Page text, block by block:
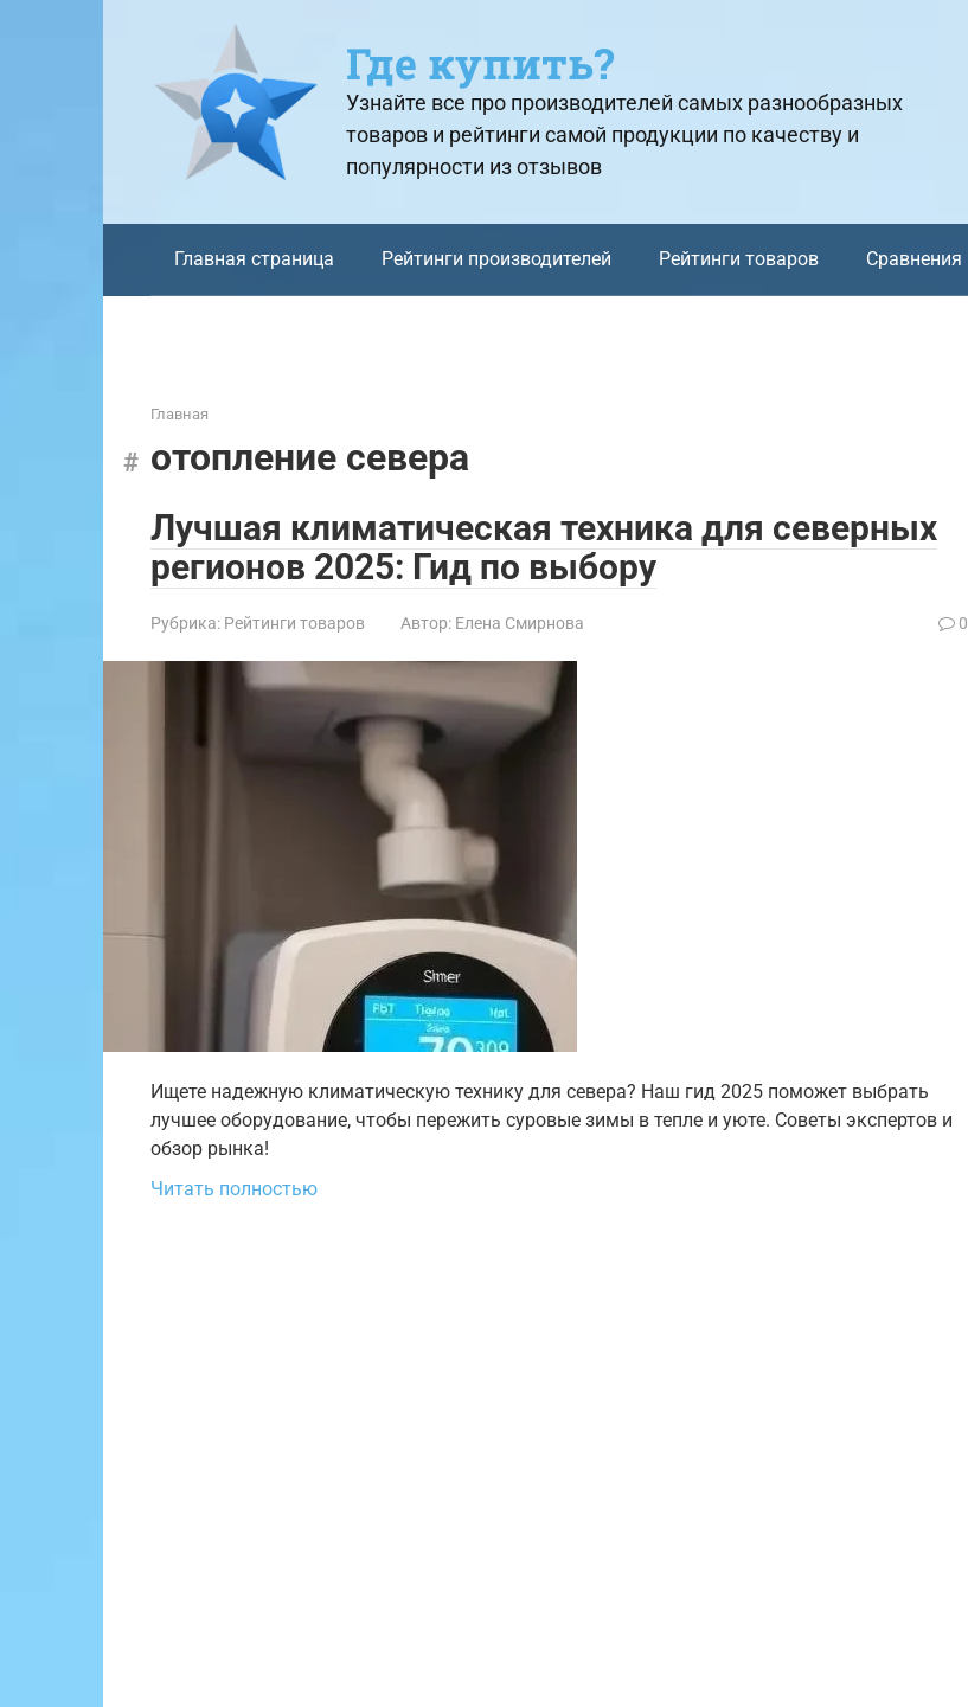
Где купить?
Узнайте все про производителей самых разнообразных
товаров и рейтинги самой продукции по качеству и
популярности из отзывов
Главная страница Рейтинги производителей Рейтинги товаров Сравнения
Главная
отопление севера
Лучшая климатическая техника для северных
регионов 2025: Гид по выбору
Рубрика: Рейтинги товаров Автор: Елена Смирнова 0
Ищете надежную климатическую технику для севера? Наш гид 2025 поможет выбрать
лучшее оборудование, чтобы пережить суровые зимы в тепле и уюте. Советы экспертов и
обзор рынка!
Читать полностью